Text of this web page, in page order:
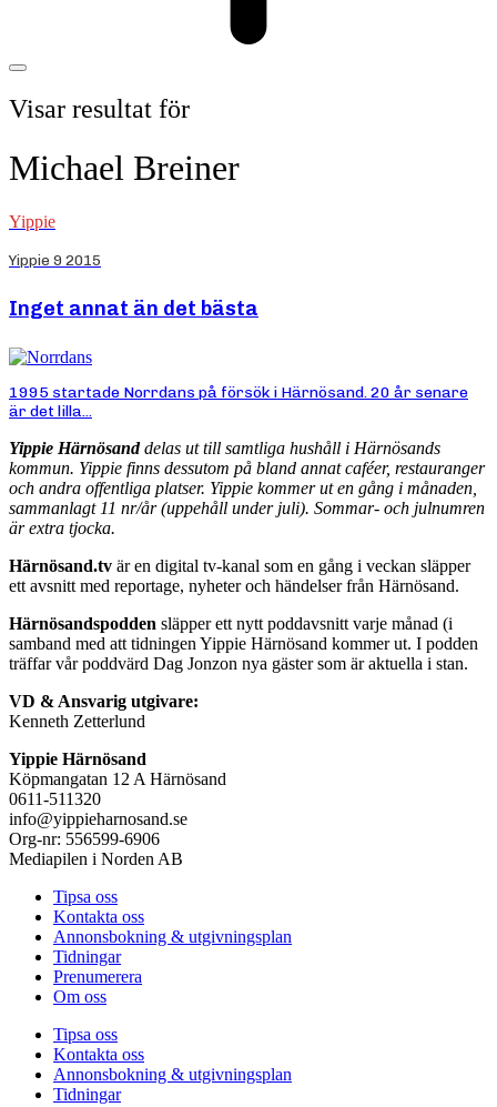
Visar resultat för
Michael Breiner
Yippie
Yippie 9 2015
Inget annat än det bästa
1995 startade Norrdans på försök i Härnösand. 20 år senare
är det lilla...
Yippie Härnösanddelas ut till samtliga hushåll i Härnösands
kommun. Yippie finns dessutom på bland annat caféer, restauranger
och andra offentliga platser. Yippie kommer ut en gång i månaden,
sammanlagt 11 nr/år (uppehåll under juli). Sommar- och julnumren
är extra tjocka.
Härnösand.tv är en digital tv-kanal som en gång i veckan släpper
ett avsnitt med reportage, nyheter och händelser från Härnösand.
Härnösandspodden släpper ett nytt poddavsnitt varje månad (i
samband med att tidningen Yippie Härnösand kommer ut. I podden
träffar vår poddvärd Dag Jonzon nya gäster som är aktuella i stan.
VD & Ansvarig utgivare:
Kenneth Zetterlund
Yippie Härnösand
Köpmangatan 12 A Härnösand
0611-511320
info@yippieharnosand.se
Org-nr: 556599-6906
Mediapilen i Norden AB
Tipsa oss
Kontakta oss
Annonsbokning & utgivningsplan
Tidningar
Prenumerera
Om oss
Tipsa oss
Kontakta oss
Annonsbokning & utgivningsplan
Tidningar